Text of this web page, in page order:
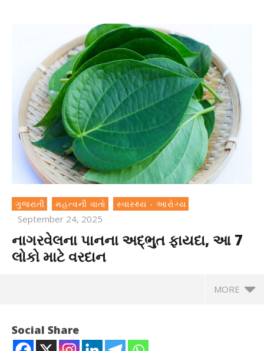
ગુજરાતી મહત્વની વાતો સ્વાસ્થ્ય - આરોગ્ય
September 24, 2025
નાગરવેલના પાનના અદ્ભુત ફાયદા, આ 7
લોકો માટે વરદાન
MORE
Social Share